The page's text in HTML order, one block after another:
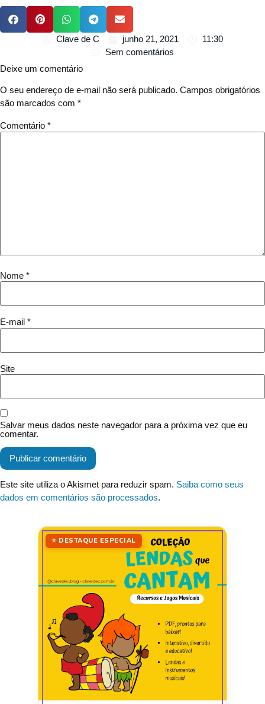
Clave de C junho 21, 2021
11:30
Sem comentários
Deixe um comentário
O seu endereço de e-mail não será publicado. Campos obrigatórios
são marcados com *
Comentário *
Nome *
E-mail *
Site
Salvar meus dados neste navegador para a próxima vez que eu
comentar.
Este site utiliza o Akismet para reduzir spam. Saiba como seus
dados em comentários são processados.
⭐ DESTAQUE ESPECIAL